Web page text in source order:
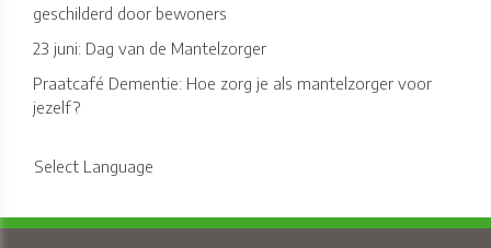
geschilderd door bewoners
23 juni: Dag van de Mantelzorger
Praatcafé Dementie: Hoe zorg je als mantelzorger voor
jezelf?
Select Language